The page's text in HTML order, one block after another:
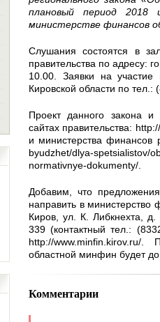
плановый период
министерстве финансов
Слушания состоятся в
правительства по адресу:
10.00. Заявки на участие
Кировской области по тел.:
Проект данного закона
сайтах правительства:
и министерства финансов
byudzhet/dlya-spetsialistov/
normativnye-dokumenty/.
Добавим, что
направить в министерство
Киров, ул. К. Либкнехта,
339 (контактный тел.:
http://www.minfin.kirov.ru/
областной минфин будет
Комментарии